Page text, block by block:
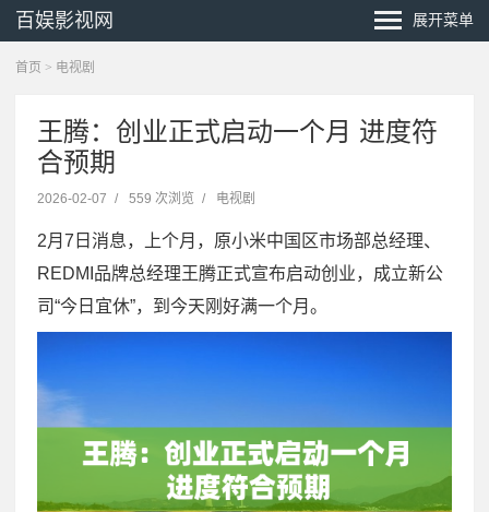
百娱影视网 展开菜单
首页 > 电视剧
王腾：创业正式启动一个月 进度符
合预期
2026-02-07 / 559 次浏览 / 电视剧
2月7日消息，上个月，原小米中国区市场部总经理、
REDMI品牌总经理王腾正式宣布启动创业，成立新公
司“今日宜休”，到今天刚好满一个月。